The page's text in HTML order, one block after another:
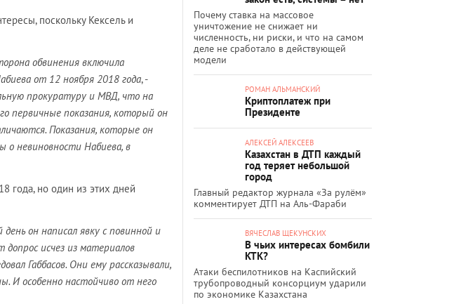
поскольку Кексель и
обвинения включила
от 12 ноября 2018 года, -
прокуратуру и МВД, что на
первичные показания, который он
Показания, которые он
о невиновности Набиева, в
года, но один из этих дней
он написал явку с повинной и
исчез из материалов
Габбасов. Они ему рассказывали,
И особенно настойчиво от него
Почему ставка на массовое
уничтожение не снижает ни
численность, ни риски, и что на самом
деле не сработало в действующей
модели
РОМАН АЛЬМАНСКИЙ
Криптоплатеж при
Президенте
АЛЕКСЕЙ АЛЕКСЕЕВ
Казахстан в ДТП каждый
год теряет небольшой
город
Главный редактор журнала «За рулём»
комментирует ДТП на Аль-Фараби
ВЯЧЕСЛАВ ЩЕКУНСКИХ
В чьих интересах бомбили
КТК?
Атаки беспилотников на Каспийский
трубопроводный консорциум ударили
по экономике Казахстана